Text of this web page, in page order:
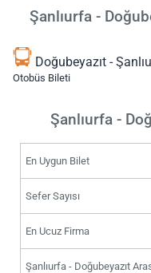
Şanlıurfa -
Doğubeyazıt -
Otobüs Bileti
Şanlıurfa -
En Uygun Bilet
Sefer Sayısı
En Ucuz Firma
Şanlıurfa - Doğubeyazıt